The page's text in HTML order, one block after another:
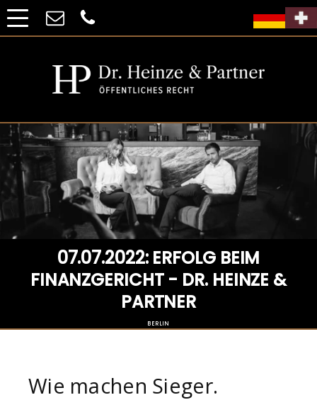
07.07.2022: ERFOLG BEIM
FINANZGERICHT - DR. HEINZE &
PARTNER
BERLIN
Wie machen Sieger.